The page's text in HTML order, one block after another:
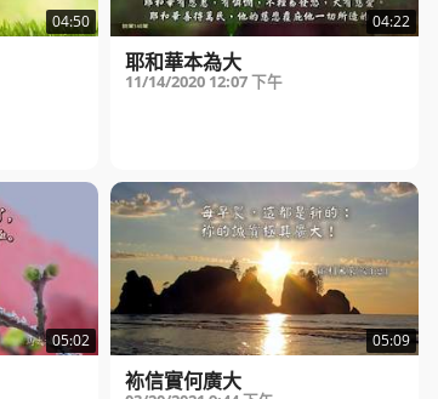
04:50 04:22
耶和華本為大
11/14/2020 12:07 下午
05:02 05:09
袮信實何廣大